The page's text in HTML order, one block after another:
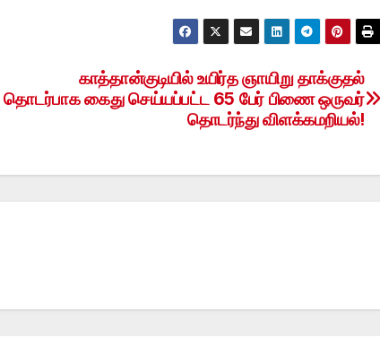
காத்தான்குடியில் உயிர்த ஞாயிறு தாக்குதல்
தொடர்பாக கைது செய்யப்பட்ட 65 பேர் பிணை ஒருவர்
தொடர்ந்து விளக்கமறியல்!